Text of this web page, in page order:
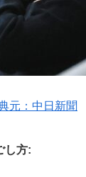
元：中日新聞
し方: